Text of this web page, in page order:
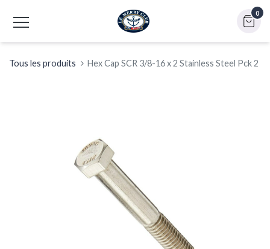
0
Tous les produits Hex Cap SCR 3/8-16 x 2 Stainless Steel Pck 2